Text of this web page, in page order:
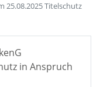
25.08.2025 Titelschutz
in Anspruch